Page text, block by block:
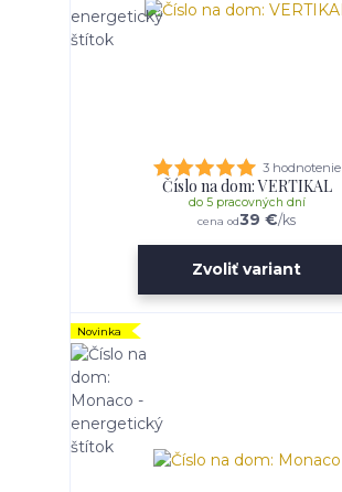
3 hodnotenie
Číslo na dom: VERTIKAL
cena od39 €/ks
do 5 pracovných dní
Zvoliť variant
Novinka